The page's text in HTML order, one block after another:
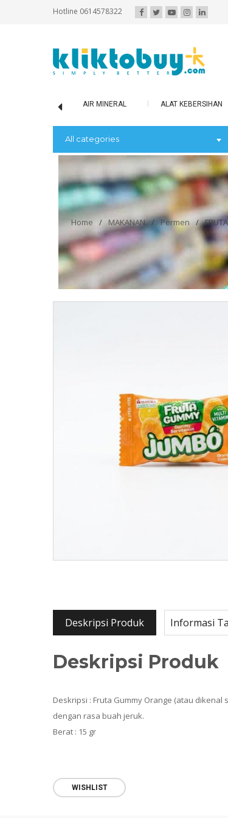
Hotline 0614578322
AIR MINERAL ALAT KEBERSIHAN
All categories
Home / MAKANAN / Permen /
Deskripsi Produk Informasi
Deskripsi Produk
Deskripsi : Fruta Gummy Orange (atau
dengan rasa buah jeruk.
Berat : 15 gr
WISHLIST